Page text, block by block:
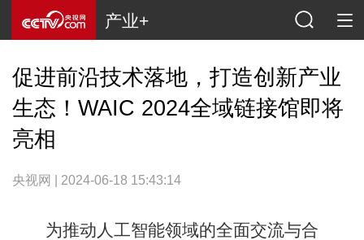
产业+
促进前沿技术落地，打造创新产业
生态！WAIC 2024全域链接馆即将
亮相
央视网 | 2024-06-18 15:43:14
为推动人工智能领域的全面交流与合